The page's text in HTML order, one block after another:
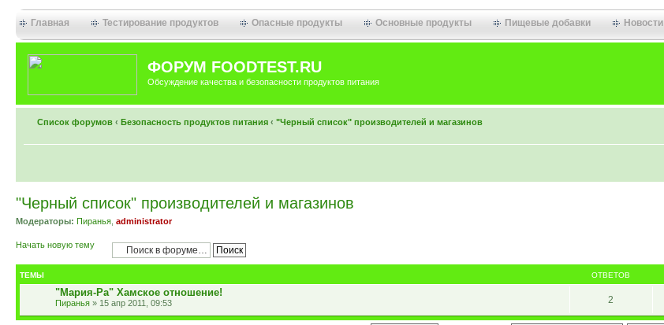
Главная Тестирование продуктов Опасные продукты Основные продукты Пищевые добавки Новости
ФОРУМ FOODTEST.RU
Обсуждение качества и безопасности продуктов питания
Список форумов ‹ Безопасность продуктов питания ‹ "Черный список" производителей и магазинов
"Черный список" производителей и магазинов
Модераторы: Пиранья administrator
Начать новую тему
ТЕМЫ ОТВЕТОВ
"Мария-Ра" Хамское отношение!
Пиранья » 15 апр 2011, 09:53 2